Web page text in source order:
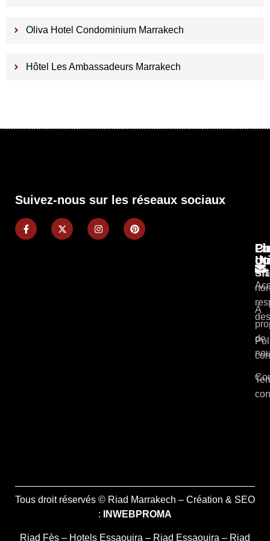
Oliva Hotel Condominium Marrakech
Hôtel Les Ambassadeurs Marrakech
Suivez-nous sur les réseaux sociaux
du
À
de
Tous droit réservés © Riad Marrakech – Création & SEO
:
INWEBPROMA
Riad Fès – Hotels Essaouira – Riad Essaouira – Riad